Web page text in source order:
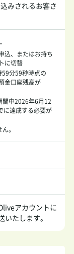
みされるお客さ
込、またはお持ち
に切替
分59秒時点の
金口座残高が
中2026年6月12
に達成する必要が
。
アカウントに
たします。